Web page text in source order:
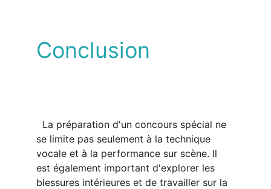
Conclusion
se limite pas seulement à la technique
vocale et à la performance sur scène. Il
est également important d'explorer les
blessures intérieures et de travailler sur la